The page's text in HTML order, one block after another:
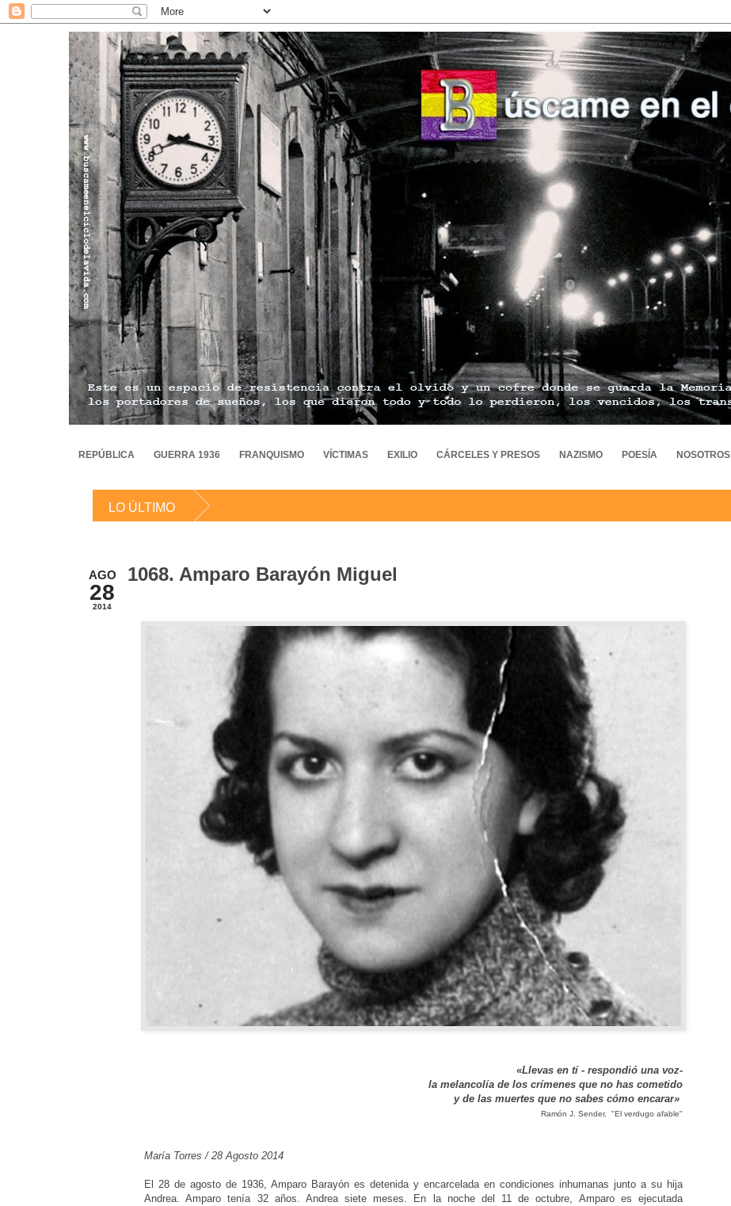
REPÚBLICA GUERRA 1936 FRANQUISMO VÍCTIMAS EXILIO CÁRCELES Y PRESOS NAZISMO POESÍA NOSOTROS
LO ÚLTIMO
AGO
28
2014
1068. Amparo Barayón Miguel
«Llevas en tí - respondió una voz-
la melancolía de los crímenes que no has cometido
y de las muertes que no sabes cómo encarar»
Ramón J. Sender, "El verdugo afable"
María Torres / 28 Agosto 2014
El 28 de agosto de 1936, Amparo Barayón es detenida y encarcelada en condiciones inhumanas junto a su hija
Andrea. Amparo tenía 32 años. Andrea siete meses. En la noche del 11 de octubre, Amparo es ejecutada